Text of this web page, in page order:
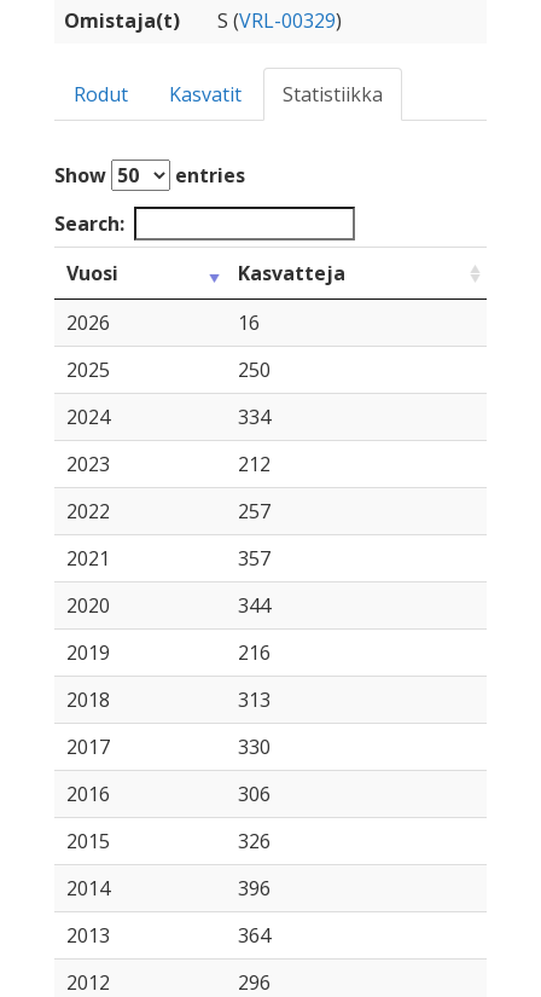
Omistaja(t)
S (VRL-00329)
Rodut Kasvatit Statistiikka
Show
entries
Search:
Vuosi
Kasvatteja
2026
16
2025
250
2024
334
2023
212
2022
257
2021
357
2020
344
2019
216
2018
313
2017
330
2016
306
2015
326
2014
396
2013
364
2012
296